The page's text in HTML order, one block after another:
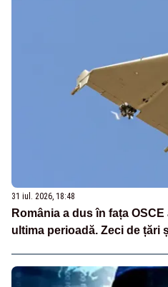
31 iul. 2026, 18:48
România a dus în fața
ultima perioadă. Zeci de țări